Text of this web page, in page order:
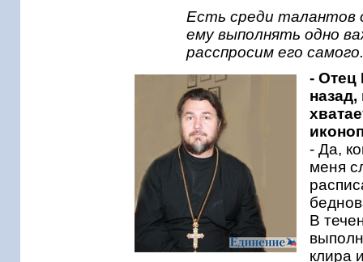
Есть среди талантов
ему выполнять одно
расспросим его самого.
- Отец
назад,
- Да,
меня
В
клира